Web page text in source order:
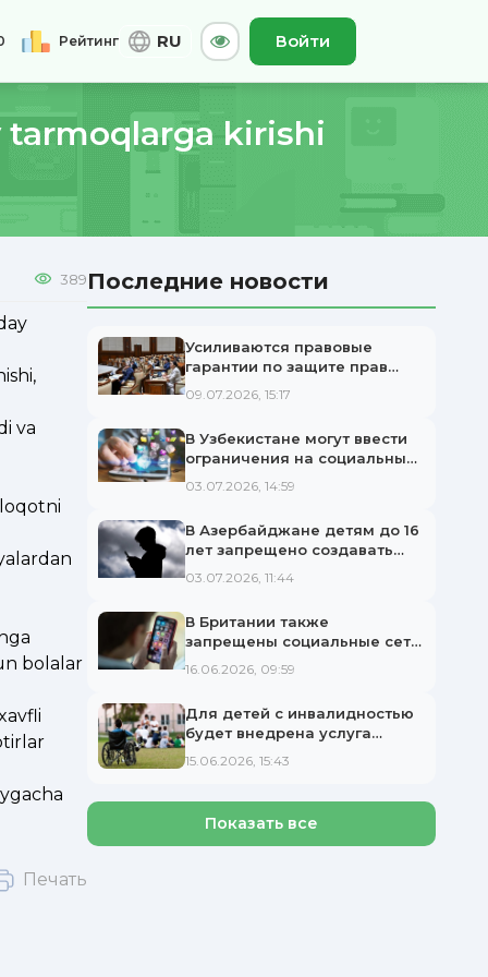
Рейтинг RU
Asl
Войти
tarmoqlarga kirishi
389
va
bolalar
Печать
Последние новости
Усиливаются правовые
гарантии по защите прав
09.07.2026, 15:17
В Узбекистане могут ввести
ограничения на социальные
03.07.2026, 14:59
В Азербайджане детям до 16
лет запрещено создавать
03.07.2026, 11:44
В Британии также
запрещены социальные сети
16.06.2026, 09:59
Для детей с инвалидностью
будет внедрена услуга
15.06.2026, 15:43
Показать все